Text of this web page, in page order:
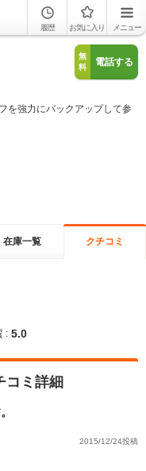
履歴 お気に入り メニュー
無
料
電話する
を強力にバックアップして参
在庫一覧 クチコミ
: 5.0
コミ詳細
2015/12/24投稿